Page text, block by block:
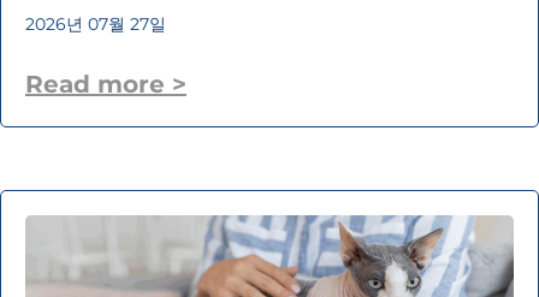
2026년 07월 27일
Read more >